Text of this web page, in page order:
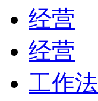
经营
经营
工作法